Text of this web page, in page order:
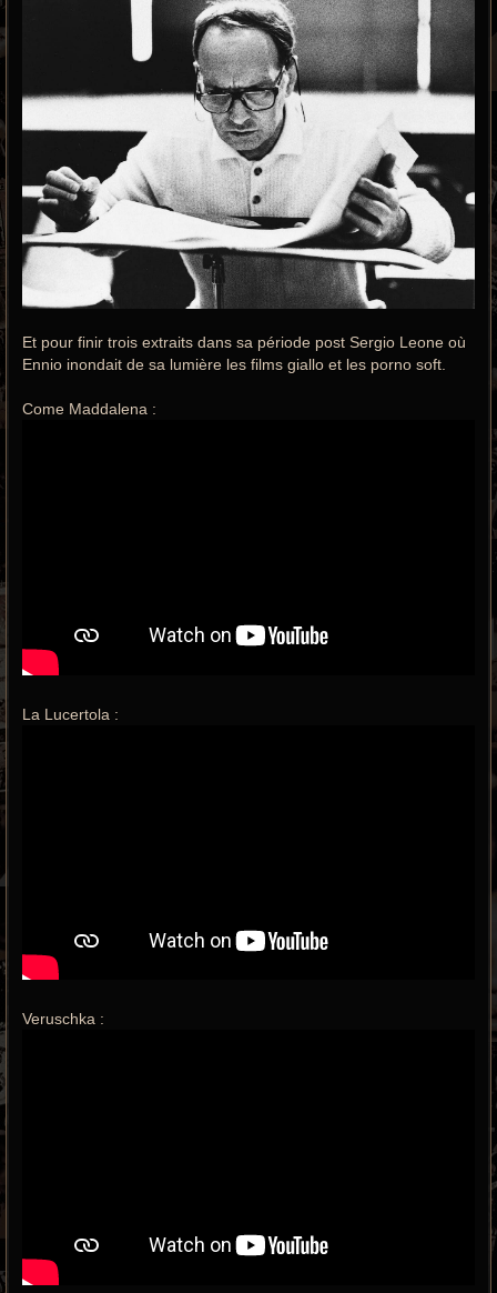
Et pour finir trois extraits dans sa période post Sergio Leone où
Ennio inondait de sa lumière les films giallo et les porno soft.
Come Maddalena :
La Lucertola :
Veruschka :